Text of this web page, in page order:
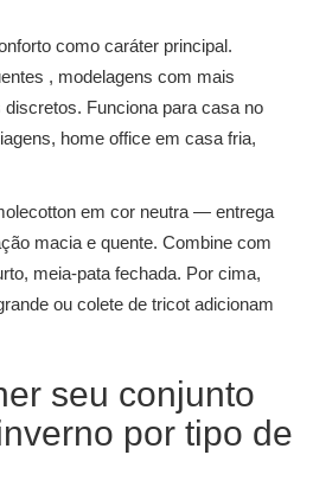
como caráter principal.
, modelagens com mais
Funciona para casa no
home office em casa fria,
em cor neutra — entrega
macia e quente. Combine com
meia-pata fechada. Por cima,
ou colete de tricot adicionam
seu conjunto
por tipo de